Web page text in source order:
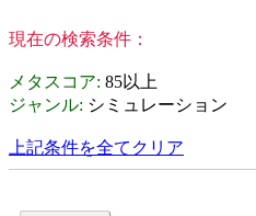
現在の検索条件：
メタスコア: 85以上
ジャンル: シミュレーション
上記条件を全てクリア